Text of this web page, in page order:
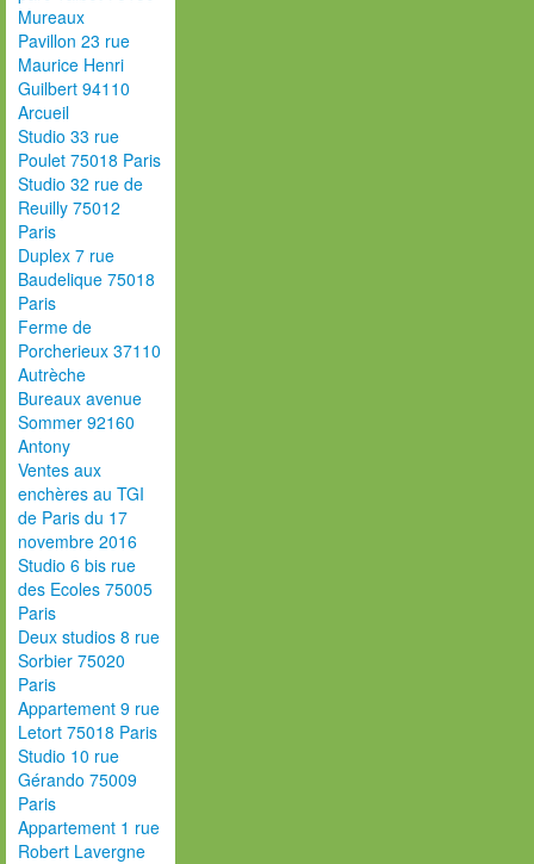
Mureaux
Pavillon 23 rue
Maurice Henri
Guilbert 94110
Arcueil
Studio 33 rue
Poulet 75018 Paris
Studio 32 rue de
Reuilly 75012
Paris
Duplex 7 rue
Baudelique 75018
Paris
Ferme de
Porcherieux 37110
Autrèche
Bureaux avenue
Sommer 92160
Antony
Ventes aux
enchères au TGI
de Paris du 17
novembre 2016
Studio 6 bis rue
des Ecoles 75005
Paris
Deux studios 8 rue
Sorbier 75020
Paris
Appartement 9 rue
Letort 75018 Paris
Studio 10 rue
Gérando 75009
Paris
Appartement 1 rue
Robert Lavergne